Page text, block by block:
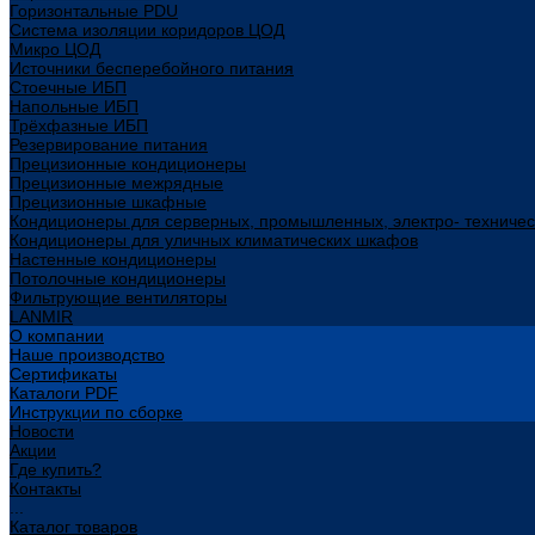
Горизонтальные PDU
Система изоляции коридоров ЦОД
Микро ЦОД
Источники бесперебойного питания
Стоечные ИБП
Напольные ИБП
Трёхфазные ИБП
Резервирование питания
Прецизионные кондиционеры
Прецизионные межрядные
Прецизионные шкафные
Кондиционеры для серверных, промышленных, электро-
Кондиционеры для уличных климатических шкафов
Настенные кондиционеры
Потолочные кондиционеры
Фильтрующие вентиляторы
LANMIR
О компании
Наше производство
Сертификаты
Каталоги PDF
Инструкции по сборке
Новости
Акции
Где купить?
Контакты
Каталог товаров